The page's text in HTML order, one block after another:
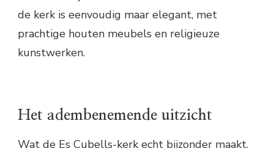
de kerk is eenvoudig maar elegant, met
prachtige houten meubels en religieuze
kunstwerken.
Het adembenemende uitzicht
Wat de Es Cubells-kerk echt bijzonder maakt,